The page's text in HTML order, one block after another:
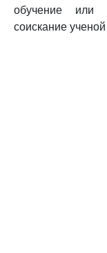
обучение или
соискание